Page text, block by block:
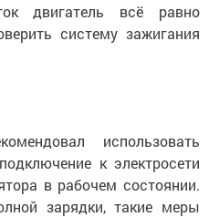
двигатель всё равно
систему зажигания
использовать
к электросети
в рабочем состоянии.
зарядки, такие меры